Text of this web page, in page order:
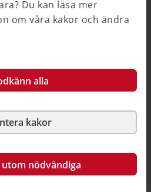
Du kan läsa mer
om våra kakor och ändra
alla
kakor
utom nödvändiga
att uppdatera vägledningen